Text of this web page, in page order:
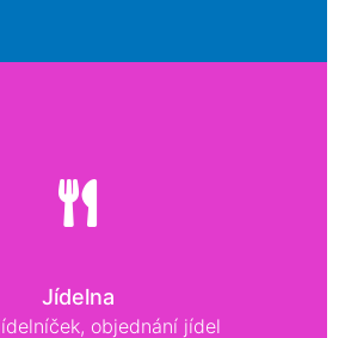
Jídelna
objednání jídel